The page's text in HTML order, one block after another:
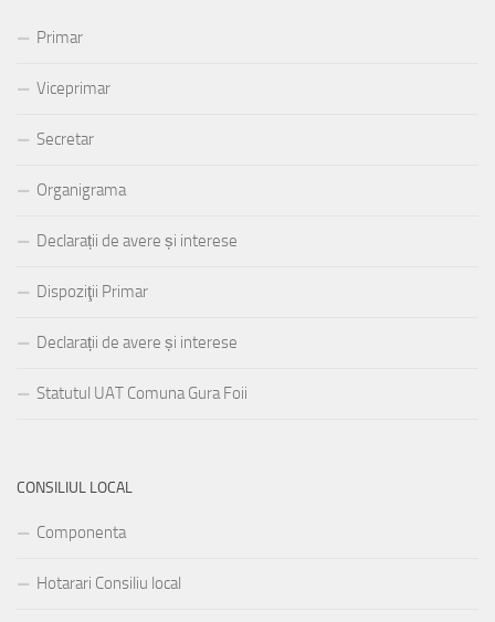
Primar
Viceprimar
Secretar
Organigrama
Declarații de avere și interese
Dispoziţii Primar
Declarații de avere și interese
Statutul UAT Comuna Gura Foii
CONSILIUL LOCAL
Componenta
Hotarari Consiliu local